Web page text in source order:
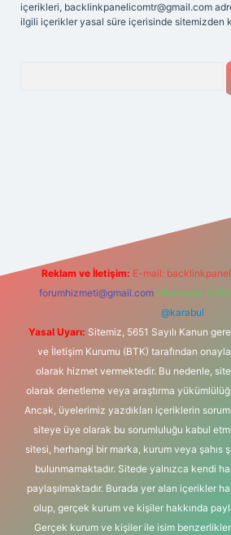
içerikleri, backlinkpanelicomtr@gmail.com
ilgili içerikler yasal süre içerisinde sitemizden
Reklam ve İletişim: E-mail:
forumhizmeti@gmail.com Whatsapp:
@karabul
Yasal Uyarı: Sitemiz, 5651 Sayılı Kanun
ve İletişim Kurumu (BTK) tarafından
olarak hizmet vermektedir. Bu nedenle,
olarak denetleme veya araştırma
Ancak, üyelerimiz yazdıkları içeriklerin
siteye üye olarak bu sorumluluğu kabul
sitesi, herhangi bir marka, kurum veya şahıs
bulunmamaktadır. Sitede yalnızca kendi
paylaşılmaktadır. Burada yer alan içerikler
olup, gerçek kurum ve kişiler hakkında
Gerçek kurum ve kişiler ile isim